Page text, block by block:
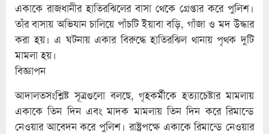
একাকে রাজধানীর হাতিরঝিলের বাসা থেকে গ্রেপ্তার করে পুলিশ।
তাঁর বাসায় অভিযান চালিয়ে পাঁচটি ইয়াবা বড়ি, গাঁজা ও মদ উদ্ধার
করা হয়। এ ঘটনায় একার বিরুদ্ধে হাতিরঝিল থানায় পৃথক দুটি
মামলা হয়।
বিজ্ঞাপন
আদালতসংশ্লিষ্ট সূত্রগুলো বলছে, গৃহকর্মীকে হত্যাচেষ্টার মামলায়
একাকে তিন দিন এবং মাদক মামলায় তিন দিন করে রিমান্ডে
নেওয়ার আবেদন করে পুলিশ। রাষ্ট্রপক্ষে একাকে রিমান্ডে নেওয়ার